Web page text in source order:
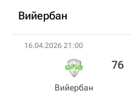
Вийербан
16.04.2026 21:00
Вийербан
76